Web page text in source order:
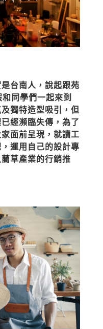
台南人，說起跟苑
同學們一起來到
獨特造型吸引，但
經瀕臨失傳，為了
面前呈現，就讀工
運用自己的設計專
草產業的行銷推